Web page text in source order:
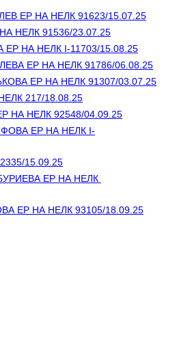
ЕР НА НЕЛК 91623/15.07.25
НЕЛК 91536/23.07.25
НА НЕЛК I-11703/15.08.25
ЕР НА НЕЛК 91786/06.08.25
ЕР НА НЕЛК 91307/03.07.25
217/18.08.25
НА НЕЛК 92548/04.09.25
ЕР НА НЕЛК I-
15.09.25
ЕР НА НЕЛК
ЕР НА НЕЛК 93105/18.09.25